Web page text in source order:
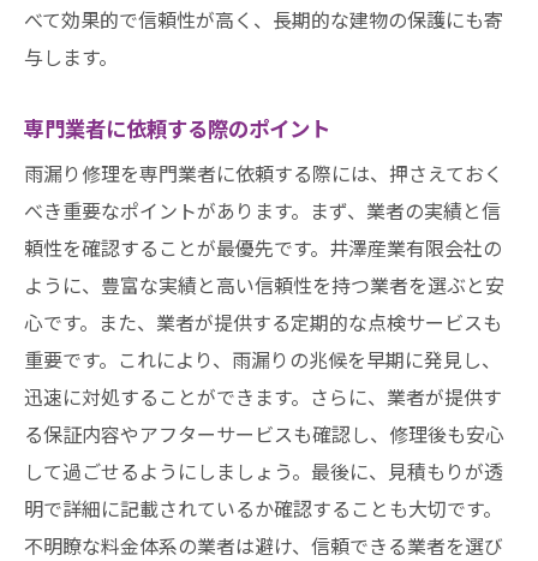
べて効果的で信頼性が高く、長期的な建物の保護にも寄
与します。
専門業者に依頼する際のポイント
雨漏り修理を専門業者に依頼する際には、押さえておく
べき重要なポイントがあります。まず、業者の実績と信
頼性を確認することが最優先です。井澤産業有限会社の
ように、豊富な実績と高い信頼性を持つ業者を選ぶと安
心です。また、業者が提供する定期的な点検サービスも
重要です。これにより、雨漏りの兆候を早期に発見し、
迅速に対処することができます。さらに、業者が提供す
る保証内容やアフターサービスも確認し、修理後も安心
して過ごせるようにしましょう。最後に、見積もりが透
明で詳細に記載されているか確認することも大切です。
不明瞭な料金体系の業者は避け、信頼できる業者を選び